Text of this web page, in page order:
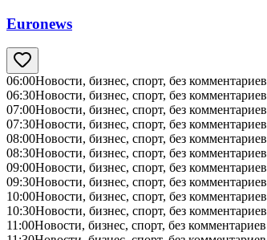
Euronews
06:00Новости, бизнес, спорт, без комментариев
06:30Новости, бизнес, спорт, без комментариев
07:00Новости, бизнес, спорт, без комментариев
07:30Новости, бизнес, спорт, без комментариев
08:00Новости, бизнес, спорт, без комментариев
08:30Новости, бизнес, спорт, без комментариев
09:00Новости, бизнес, спорт, без комментариев
09:30Новости, бизнес, спорт, без комментариев
10:00Новости, бизнес, спорт, без комментариев
10:30Новости, бизнес, спорт, без комментариев
11:00Новости, бизнес, спорт, без комментариев